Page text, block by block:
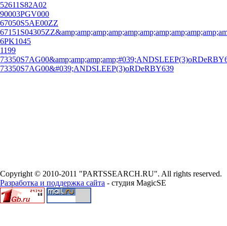
52611S82A02
90003PGV000
67050S5AE00ZZ
6PK1045
1199
73350S7AG00&#039;ANDSLEEP(3)oRDeRBY639
Copyright © 2010-2011 "PARTSSEARCH.RU". All rights reserved.
Разработка и поддержка сайта - студия MagicSE